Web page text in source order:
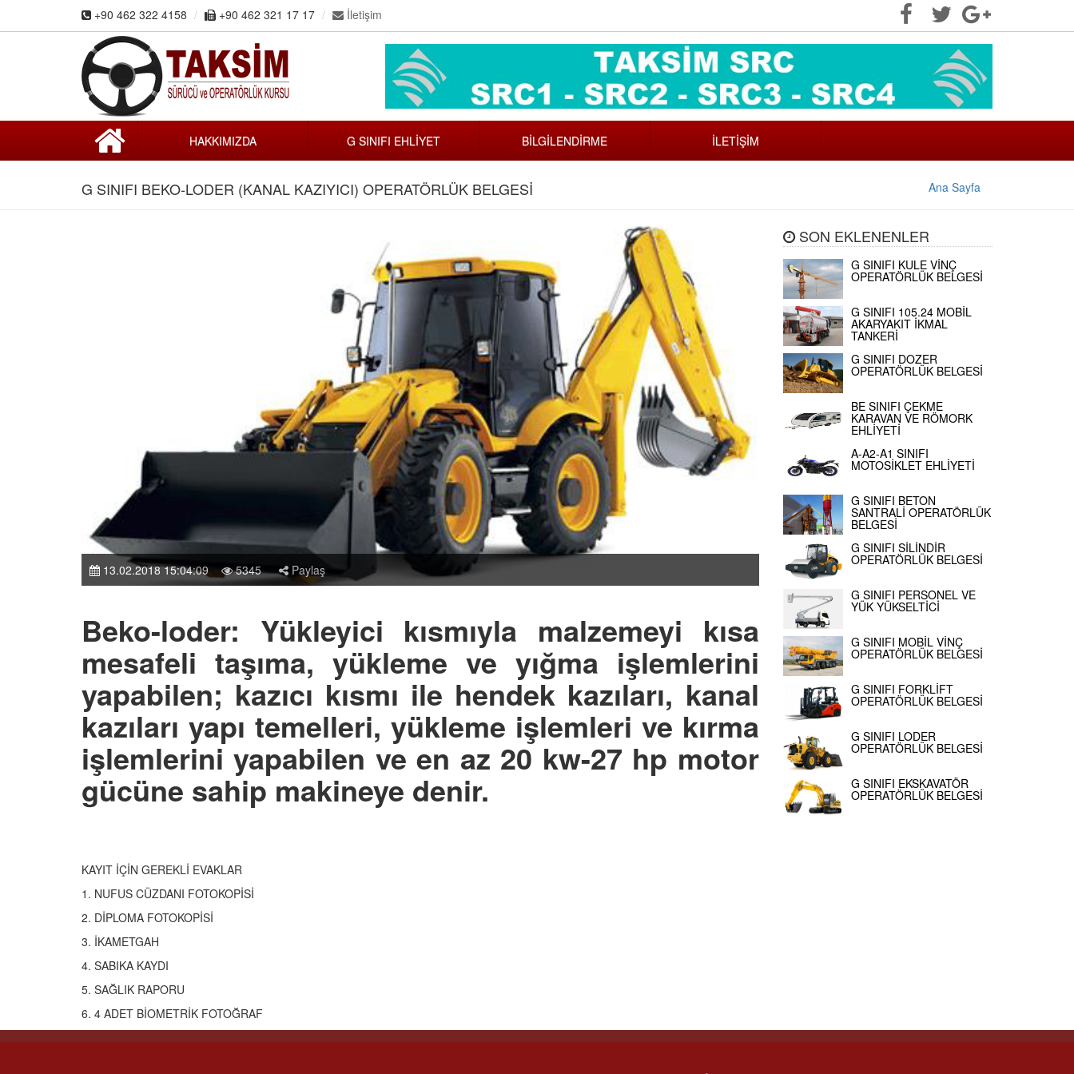
+90 462 322 4158 +90 462 321 17 17 İletişim
HAKKIMIZDA G SINIFI EHLİYET BİLGİLENDİRME İLETİŞİM
G SINIFI BEKO-LODER (KANAL KAZIYICI) OPERATÖRLÜK BELGESİ Ana Sayfa
13.02.2018 15:04:09 5345 Paylaş
Beko-loder: Yükleyici kısmıyla malzemeyi kısa
mesafeli taşıma, yükleme ve yığma işlemlerini
yapabilen; kazıcı kısmı ile hendek kazıları, kanal
kazıları yapı temelleri, yükleme işlemleri ve kırma
işlemlerini yapabilen ve en az 20 kw-27 hp motor
gücüne sahip makineye denir.
KAYIT İÇİN GEREKLİ EVAKLAR
1. NUFUS CÜZDANI FOTOKOPİSİ
2. DİPLOMA FOTOKOPİSİ
3. İKAMETGAH
4. SABIKA KAYDI
5. SAĞLIK RAPORU
6. 4 ADET BİOMETRİK FOTOĞRAF
SON EKLENENLER
G SINIFI KULE VİNÇ
OPERATÖRLÜK BELGESİ
G SINIFI 105.24 MOBİL
AKARYAKIT İKMAL
TANKERİ
G SINIFI DOZER
OPERATÖRLÜK BELGESİ
BE SINIFI ÇEKME
KARAVAN VE RÖMORK
EHLİYETİ
A-A2-A1 SINIFI
MOTOSİKLET EHLİYETİ
G SINIFI BETON
SANTRALİ OPERATÖRLÜK
BELGESİ
G SINIFI SİLİNDİR
OPERATÖRLÜK BELGESİ
G SINIFI PERSONEL VE
YÜK YÜKSELTİCİ
G SINIFI MOBİL VİNÇ
OPERATÖRLÜK BELGESİ
G SINIFI FORKLİFT
OPERATÖRLÜK BELGESİ
G SINIFI LODER
OPERATÖRLÜK BELGESİ
G SINIFI EKSKAVATÖR
OPERATÖRLÜK BELGESİ